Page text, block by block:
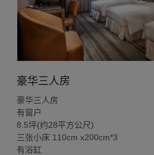
豪华三人房
豪华三人房
有窗户
8.5坪(约28平方公尺)
三张小床 110cm x200cm*3
有浴缸